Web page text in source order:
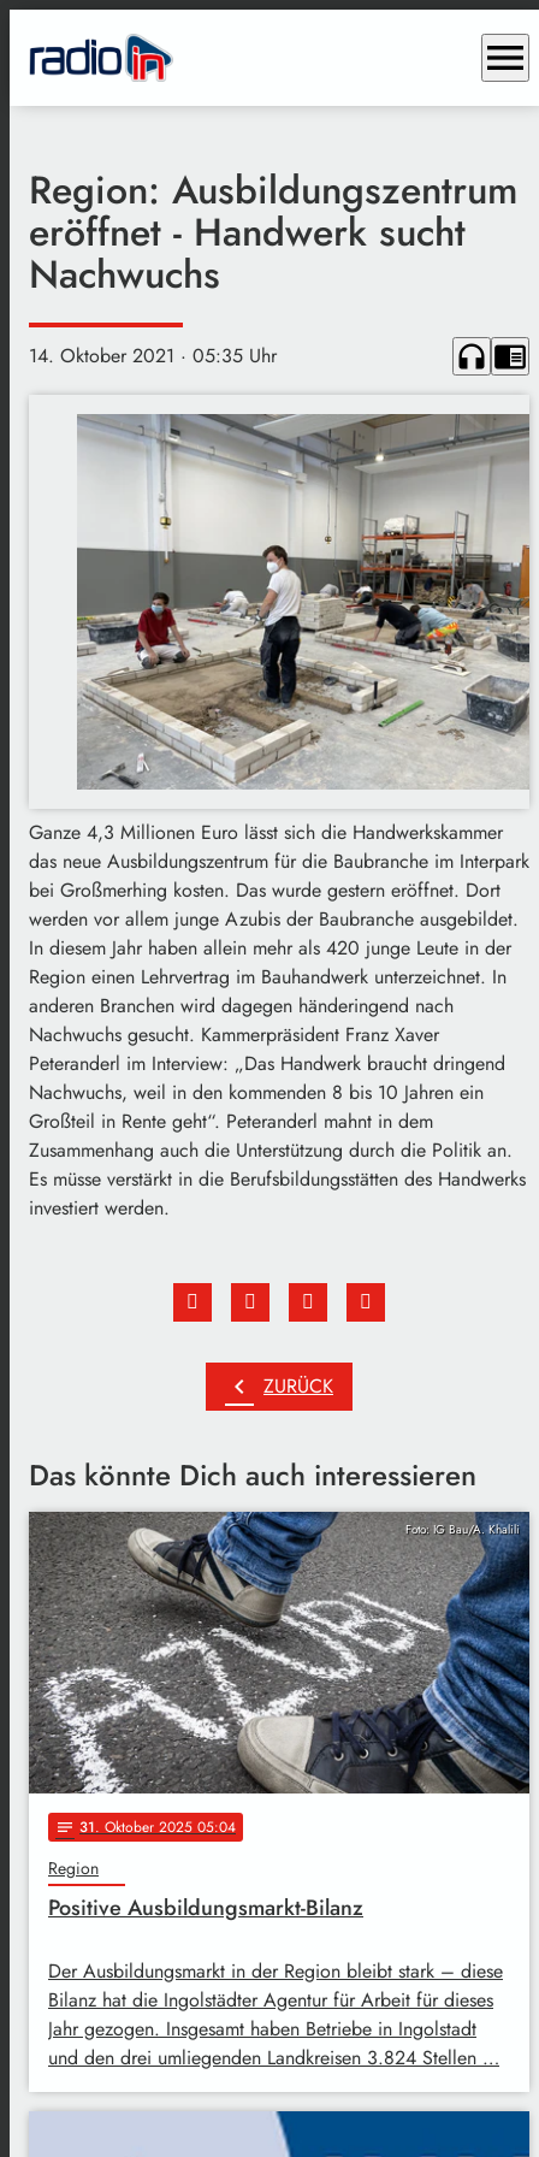
menu
Region: Ausbildungszentrum
eröffnet - Handwerk sucht
Nachwuchs
14. Oktober 2021 · 05:35 Uhr headphones chrome_reader_mode
Ganze 4,3 Millionen Euro lässt sich die Handwerkskammer
das neue Ausbildungszentrum für die Baubranche im Interpark
bei Großmerhing kosten. Das wurde gestern eröffnet. Dort
werden vor allem junge Azubis der Baubranche ausgebildet.
In diesem Jahr haben allein mehr als 420 junge Leute in der
Region einen Lehrvertrag im Bauhandwerk unterzeichnet. In
anderen Branchen wird dagegen händeringend nach
Nachwuchs gesucht. Kammerpräsident Franz Xaver
Peteranderl im Interview: „Das Handwerk braucht dringend
Nachwuchs, weil in den kommenden 8 bis 10 Jahren ein
Großteil in Rente geht“. Peteranderl mahnt in dem
Zusammenhang auch die Unterstützung durch die Politik an.
Es müsse verstärkt in die Berufsbildungsstätten des Handwerks
investiert werden.
chevron_left ZURÜCK
Das könnte Dich auch interessieren
Foto: IG Bau/A. Khalili
notes 31. Oktober 2025 05:04
Region
Positive Ausbildungsmarkt-Bilanz
Der Ausbildungsmarkt in der Region bleibt stark – diese
Bilanz hat die Ingolstädter Agentur für Arbeit für dieses
Jahr gezogen. Insgesamt haben Betriebe in Ingolstadt
und den drei umliegenden Landkreisen 3.824 Stellen …